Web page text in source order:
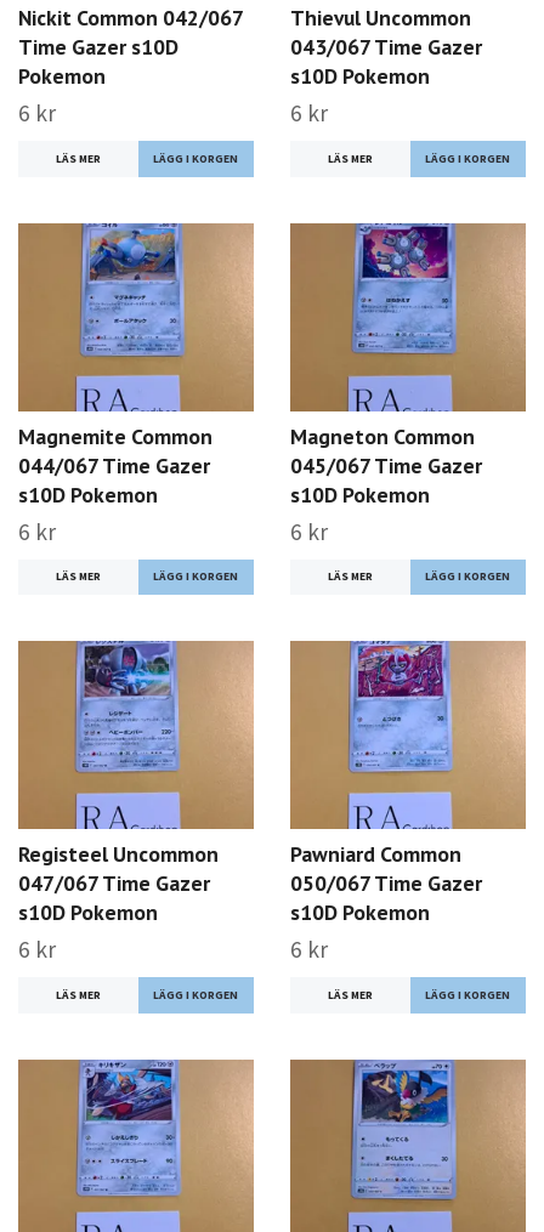
Nickit Common 042/067
Time Gazer s10D
Pokemon
6 kr
LÄS MER
Thievul Uncommon
043/067 Time Gazer
s10D Pokemon
6 kr
LÄS MER
Magnemite Common
044/067 Time Gazer
s10D Pokemon
6 kr
LÄS MER
Magneton Common
045/067 Time Gazer
s10D Pokemon
6 kr
LÄS MER
Registeel Uncommon
047/067 Time Gazer
s10D Pokemon
6 kr
LÄS MER
Pawniard Common
050/067 Time Gazer
s10D Pokemon
6 kr
LÄS MER